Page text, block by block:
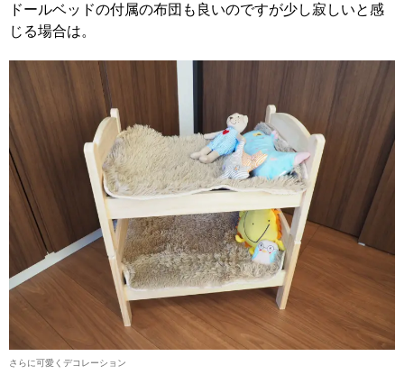
ドールベッドの付属の布団も良いのですが少し寂しいと感
じる場合は。
さらに可愛くデコレーション